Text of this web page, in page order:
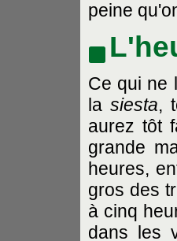
peine
Ce qui ne
la siesta,
aurez tôt
grande
heures,
gros des
à cinq
dans les